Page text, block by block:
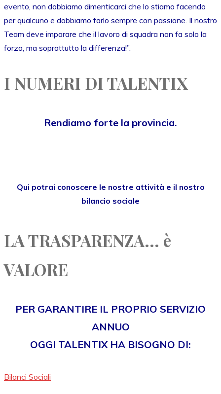
evento, non dobbiamo dimenticarci che lo stiamo facendo
per qualcuno e dobbiamo farlo sempre con passione. Il nostro
Team deve imparare che il lavoro di squadra non fa solo la
forza, ma soprattutto la differenza!”.
I NUMERI DI TALENTIX
Rendiamo forte la provincia.
Qui potrai conoscere le nostre attività e il nostro
bilancio sociale
LA TRASPARENZA... è
VALORE
PER GARANTIRE IL PROPRIO SERVIZIO
ANNUO
OGGI TALENTIX HA BISOGNO DI:
Bilanci Sociali